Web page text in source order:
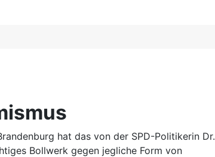
hat das von der SPD-Politikerin Dr.
Bollwerk gegen jegliche Form von